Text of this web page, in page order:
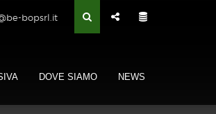
bopsrl.it
DOVE SIAMO NEWS